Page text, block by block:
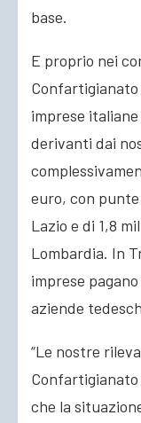
base.
E proprio nei
Confartigianato
imprese
derivanti dai
euro, con
Lazio e di 1,8
Lombardia. In
imprese
aziende
“Le nostre
Confartigianato
che la